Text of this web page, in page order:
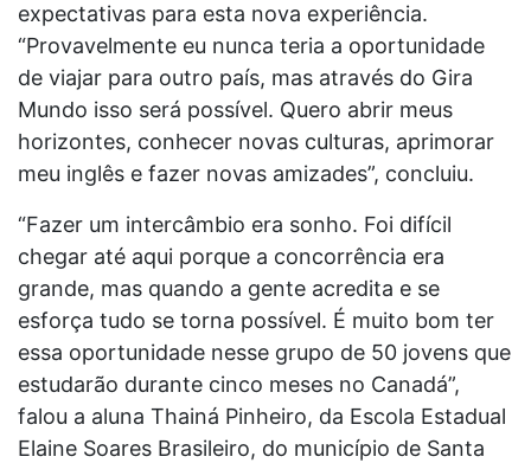
expectativas para esta nova experiência.
“Provavelmente eu nunca teria a oportunidade
de viajar para outro país, mas através do Gira
Mundo isso será possível. Quero abrir meus
horizontes, conhecer novas culturas, aprimorar
meu inglês e fazer novas amizades”, concluiu.
“Fazer um intercâmbio era sonho. Foi difícil
chegar até aqui porque a concorrência era
grande, mas quando a gente acredita e se
esforça tudo se torna possível. É muito bom ter
essa oportunidade nesse grupo de 50 jovens que
estudarão durante cinco meses no Canadá”,
falou a aluna Thainá Pinheiro, da Escola Estadual
Elaine Soares Brasileiro, do município de Santa